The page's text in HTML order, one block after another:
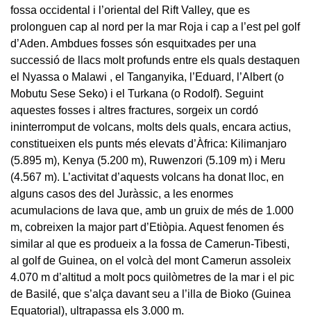
fossa occidental i l’oriental del Rift Valley, que es
prolonguen cap al nord per la mar Roja i cap a l’est pel golf
d’Aden. Ambdues fosses són esquitxades per una
successió de llacs molt profunds entre els quals destaquen
el Nyassa o Malawi , el Tanganyika, l’Eduard, l’Albert (o
Mobutu Sese Seko) i el Turkana (o Rodolf). Seguint
aquestes fosses i altres fractures, sorgeix un cordó
ininterromput de volcans, molts dels quals, encara actius,
constitueixen els punts més elevats d’Àfrica: Kilimanjaro
(5.895 m), Kenya (5.200 m), Ruwenzori (5.109 m) i Meru
(4.567 m). L’activitat d’aquests volcans ha donat lloc, en
alguns casos des del Juràssic, a les enormes
acumulacions de lava que, amb un gruix de més de 1.000
m, cobreixen la major part d’Etiòpia. Aquest fenomen és
similar al que es produeix a la fossa de Camerun-Tibesti,
al golf de Guinea, on el volcà del mont Camerun assoleix
4.070 m d’altitud a molt pocs quilòmetres de la mar i el pic
de Basilé, que s’alça davant seu a l’illa de Bioko (Guinea
Equatorial), ultrapassa els 3.000 m.